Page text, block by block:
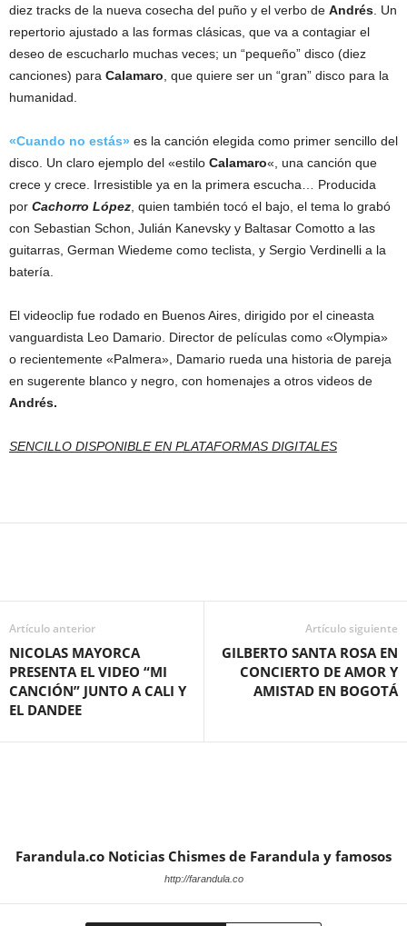
diez tracks de la nueva cosecha del puño y el verbo de Andrés . Un
repertorio ajustado a las formas clásicas, que va a contagiar el
deseo de escucharlo muchas veces; un “pequeño” disco (diez
canciones) para Calamaro , que quiere ser un “gran” disco para la
humanidad.
«Cuando no estás» es la canción elegida como primer sencillo del
disco. Un claro ejemplo del «estilo Calamaro«, una canción que
crece y crece. Irresistible ya en la primera escucha… Producida
por Cachorro López , quien también tocó el bajo, el tema lo grabó
con Sebastian Schon, Julián Kanevsky y Baltasar Comotto a las
guitarras, German Wiedeme como teclista, y Sergio Verdinelli a la
batería.
El videoclip fue rodado en Buenos Aires, dirigido por el cineasta
vanguardista Leo Damario. Director de películas como «Olympia»
o recientemente «Palmera», Damario rueda una historia de pareja
en sugerente blanco y negro, con homenajes a otros videos de
Andrés.
SENCILLO DISPONIBLE EN PLATAFORMAS DIGITALES
Artículo anterior
NICOLAS MAYORCA
PRESENTA EL VIDEO “MI
CANCIÓN” JUNTO A CALI Y
EL DANDEE
Artículo siguiente
GILBERTO SANTA ROSA EN
CONCIERTO DE AMOR Y
AMISTAD EN BOGOTÁ
Farandula.co Noticias Chismes de Farandula y famosos
http://farandula.co